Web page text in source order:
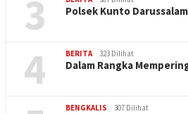
3 Polsek Kunto
4 BERITA 323 Dilihat
Dalam Rangka
BENGKALIS 307 Dilihat